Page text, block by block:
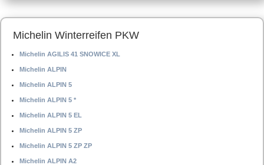
Michelin Winterreifen PKW
Michelin AGILIS 41 SNOWICE XL
Michelin ALPIN
Michelin ALPIN 5
Michelin ALPIN 5 *
Michelin ALPIN 5 EL
Michelin ALPIN 5 ZP
Michelin ALPIN 5 ZP ZP
Michelin ALPIN A2